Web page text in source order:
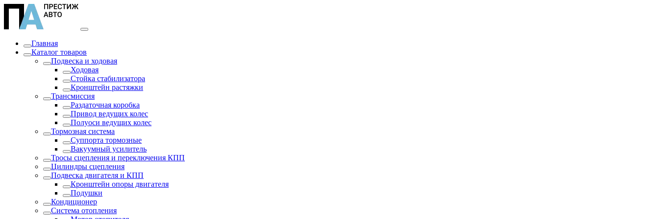
Главная
Каталог товаров
Подвеска и ходовая
Ходовая
Стойка стабилизатора
Кронштейн растяжки
Трансмиссия
Раздаточная коробка
Привод ведущих колес
Полуоси ведущих колес
Тормозная система
Суппорта тормозные
Вакуумный усилитель
Тросы сцепления и переключения КПП
Цилиндры сцепления
Подвеска двигателя и КПП
Кронштейн опоры двигателя
Подушки
Кондиционер
Система отопления